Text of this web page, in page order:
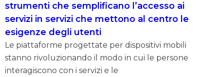
strumenti che semplificano l’accesso ai
servizi in servizi che mettono al centro le
esigenze degli utenti
Le piattaforme progettate per dispositivi mobili
stanno rivoluzionando il modo in cui le persone
interagiscono con i servizi e le